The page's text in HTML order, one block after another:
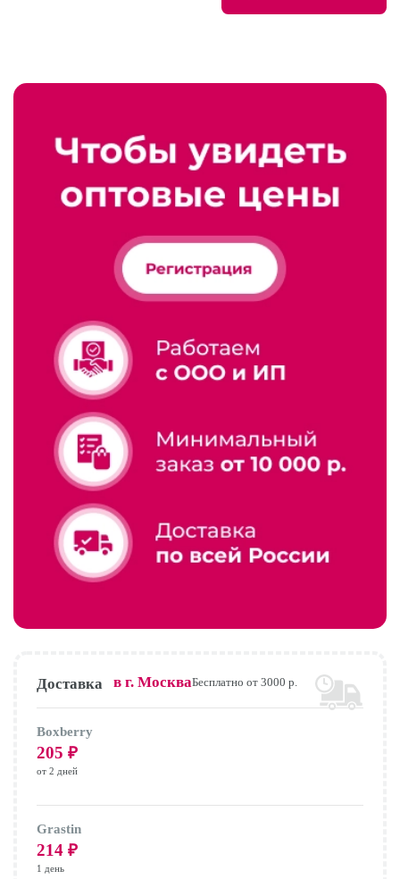
Доставка в г. МоскваБесплатно от 3000 р.
Boxberry
205 ₽
от 2 дней
Grastin
214 ₽
1 день